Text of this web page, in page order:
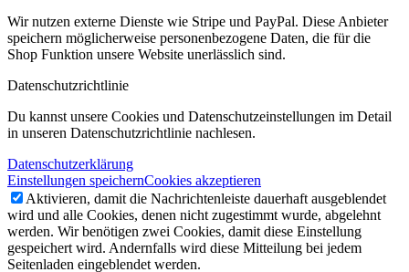
Wir nutzen externe Dienste wie Stripe und PayPal. Diese Anbieter
speichern möglicherweise personenbezogene Daten, die für die
Shop Funktion unsere Website unerlässlich sind.
Datenschutzrichtlinie
Du kannst unsere Cookies und Datenschutzeinstellungen im Detail
in unseren Datenschutzrichtlinie nachlesen.
Datenschutzerklärung
Einstellungen speichernCookies akzeptieren
Aktivieren, damit die Nachrichtenleiste dauerhaft ausgeblendet
wird und alle Cookies, denen nicht zugestimmt wurde, abgelehnt
werden. Wir benötigen zwei Cookies, damit diese Einstellung
gespeichert wird. Andernfalls wird diese Mitteilung bei jedem
Seitenladen eingeblendet werden.